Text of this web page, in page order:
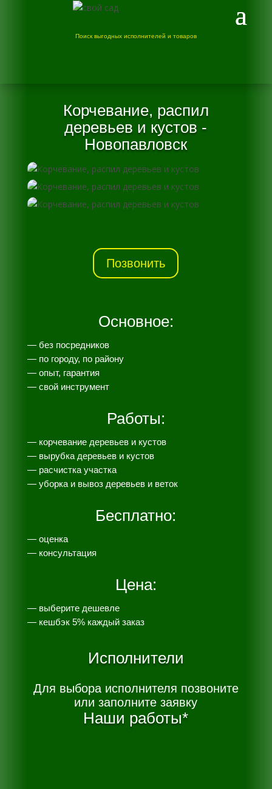
Поиск выгодных исполнителей и товаров
Корчевание, распил
деревьев и кустов -
Новопавловск
Позвонить
Основное:
— без посредников
— по городу, по району
— опыт, гарантия
— свой инструмент
Работы:
— корчевание деревьев и кустов
— вырубка деревьев и кустов
— расчистка участка
— уборка и вывоз деревьев и веток
Бесплатно:
— оценка
— консультация
Цена:
— выберите дешевле
— кешбэк 5% каждый заказ
Исполнители
Для выбора исполнителя позвоните
или заполните заявку
Наши работы*